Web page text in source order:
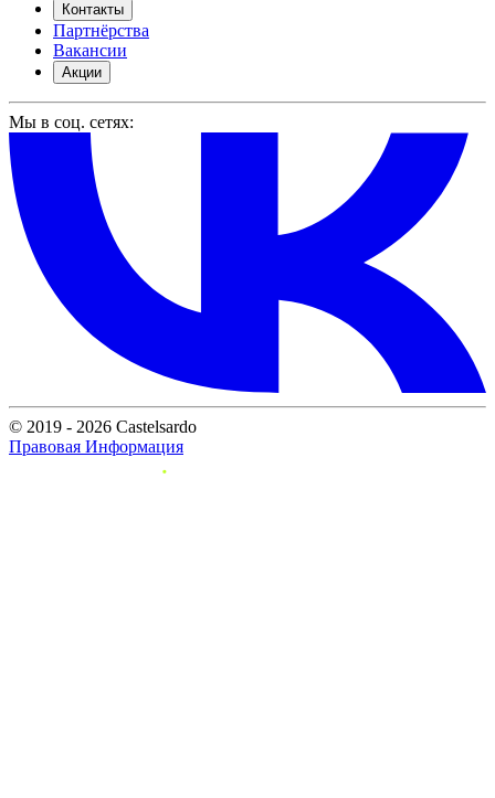
Контакты
Партнёрства
Вакансии
Акции
Мы в соц. сетях:
© 2019 - 2026 Castelsardo
Правовая Информация